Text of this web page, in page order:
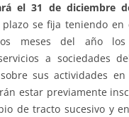
el 31 de diciembre
se fija teniendo en
meses del año los
a sociedades
sus actividades
estar previamente
de tracto sucesivo y